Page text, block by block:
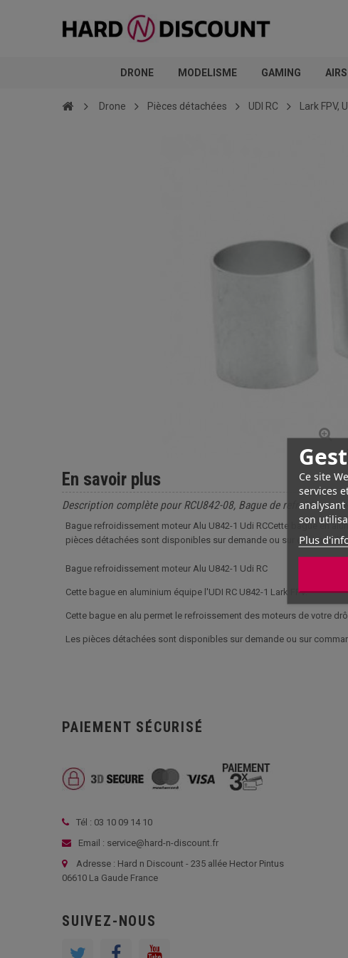
DRONE MODELISME GAMING
Ce site
services
son
Plus
Drone Pièces détachées UDI RC Lark FPV,
En savoir plus
Description complète pour RCU842-08, Bague de
Bague refroidissement moteur Alu U842-1 Udi RCCette bague en
pièces détachées sont disponibles sur demande ou sur commande
Bague refroidissement moteur Alu U842-1 Udi RC
Cette bague en aluminium équipe l'UDI RC U842-1 Lark FPV.
Cette bague en alu permet le refroissement des moteurs de votre
Les pièces détachées sont disponibles sur demande ou sur
PAIEMENT SÉCURISÉ
Tél : 03 10 09 14 10
Email : service@hard-n-discount.fr
Adresse : Hard n Discount - 235 allée Hector Pintus
06610 La Gaude France
SUIVEZ-NOUS